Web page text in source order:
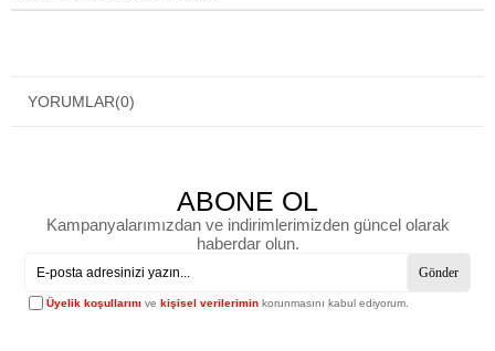
YORUMLAR(0)
ABONE OL
Kampanyalarımızdan ve indirimlerimizden güncel olarak
haberdar olun.
Gönder
Üyelik koşullarını vekişisel verilerimin korunmasını kabul ediyorum.